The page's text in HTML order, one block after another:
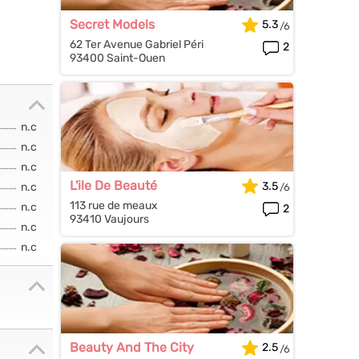
n.c
n.c
n.c
n.c
n.c
n.c
n.c
Secret Models
62 Ter Avenue Gabriel Péri
93400 Saint-Ouen
5.3
2
L'ile De Beauté
113 rue de meaux
93410 Vaujours
3.5
2
Beauty And The City
2.5